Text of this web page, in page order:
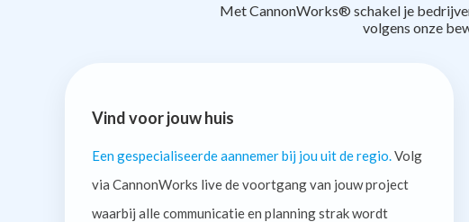
Met CannonWorks® schakel je
volgens onze
Vind voor jouw huis
Een gespecialiseerde aannemer bij jou uit de regio. Volg
via CannonWorks live de voortgang van jouw project
waarbij alle communicatie en planning strak wordt